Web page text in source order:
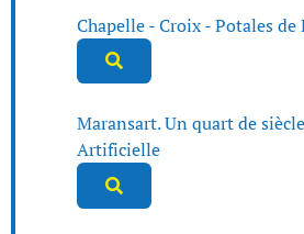
Chapelle - Croix - Potales de
Maransart. Un quart de
Artificielle